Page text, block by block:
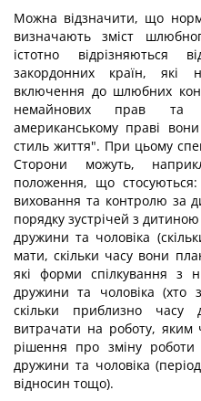
Можна відзначити, що
визначають зміст
істотно відрізняються
закордонних країн, які
включення до шлюбних
немайнових прав та
американському праві
стиль життя". При цьому
Сторони можуть,
положення, що стосуються:
виховання та контролю за
порядку зустрічей з дитиною
дружини та чоловіка
мати, скільки часу вони
які форми спілкування з
дружини та чоловіка (хто
скільки приблизно часу
витрачати на роботу,
рішення про зміну роботи
дружини та чоловіка
відносин тощо).